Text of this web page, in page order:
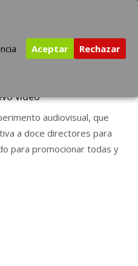
vídeo
audiovisual, que
a doce directores para
para promocionar todas y
Aceptar Rechazar